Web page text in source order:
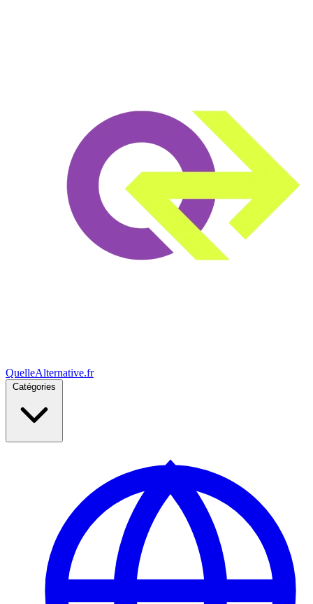
QuelleAlternative.fr